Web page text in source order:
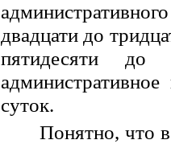
двадцати до
пятидесяти до
суток.
Понятно, что